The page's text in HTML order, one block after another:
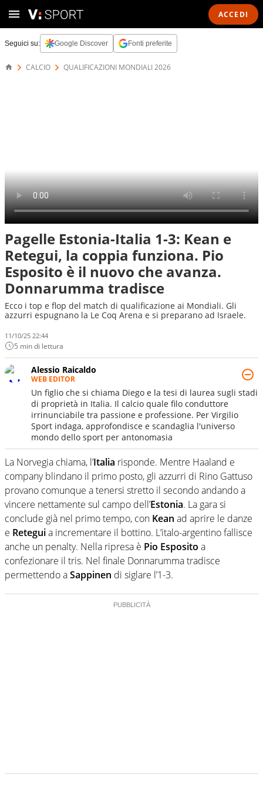
ACCEDI
Seguici su: Google Discover Fonti preferite
CALCIO QUALIFICAZIONI MONDIALI 2026
Pagelle Estonia-Italia 1-3: Kean e
Retegui, la coppia funziona. Pio
Esposito è il nuovo che avanza.
Donnarumma tradisce
Ecco i top e flop del match di qualificazione ai Mondiali. Gli
azzurri espugnano la Le Coq Arena e si preparano ad Israele.
11/10/25 22:44
5 min di lettura
Alessio Raicaldo
WEB EDITOR
Un figlio che si chiama Diego e la tesi di laurea sugli stadi
di proprietà in Italia. Il calcio quale filo conduttore
irrinunciabile tra passione e professione. Per Virgilio
Sport indaga, approfondisce e scandaglia l'universo
mondo dello sport per antonomasia
La Norvegia chiama, l’Italia risponde. Mentre Haaland e
company blindano il primo posto, gli azzurri di Rino Gattuso
provano comunque a tenersi stretto il secondo andando a
vincere nettamente sul campo dell’Estonia. La gara si
conclude già nel primo tempo, con Kean ad aprire le danze
e Reteguia incrementare il bottino. L’italo-argentino fallisce
anche un penalty. Nella ripresa è Pio Esposito a
confezionare il tris. Nel finale Donnarumma tradisce
permettendo aSappinen di siglare l’1-3.